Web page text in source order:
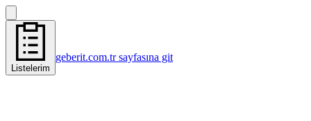
Listelerim
geberit.com.tr sayfasına git